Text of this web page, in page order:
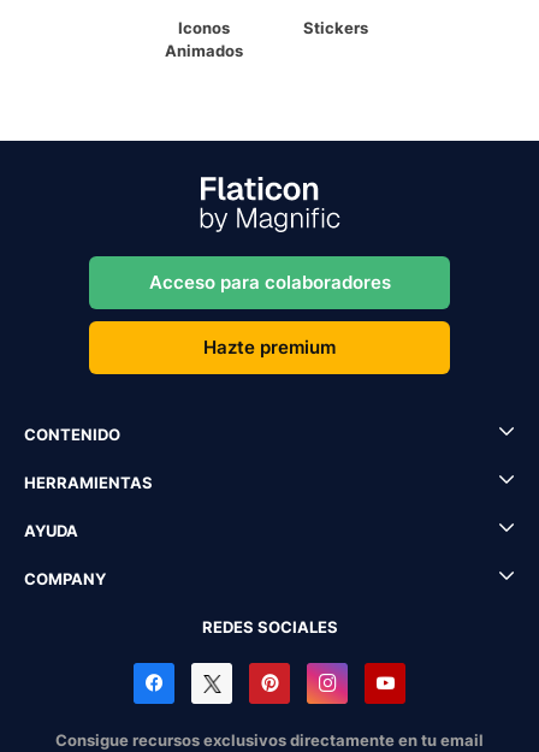
Iconos
Animados
Stickers
Acceso para colaboradores
Hazte premium
CONTENIDO
HERRAMIENTAS
AYUDA
COMPANY
REDES SOCIALES
Consigue recursos exclusivos directamente en tu email